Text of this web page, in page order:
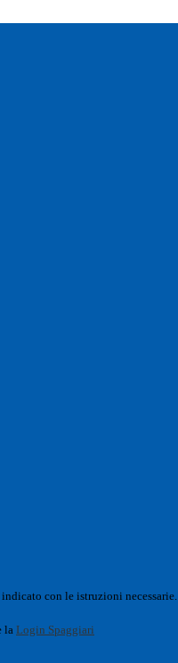
con le istruzioni necessarie.
la Login Spaggiari